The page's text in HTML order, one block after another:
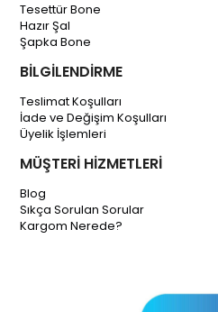
Tesettür Bone
Hazır Şal
Şapka Bone
BİLGİLENDİRME
Teslimat Koşulları
İade ve Değişim Koşulları
Üyelik İşlemleri
MÜŞTERİ HİZMETLERİ
Blog
Sıkça Sorulan Sorular
Kargom Nerede?